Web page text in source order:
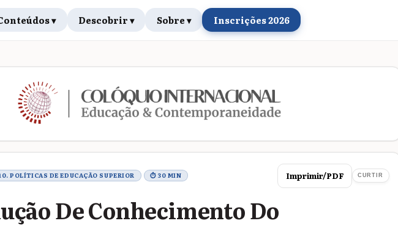
▾ Descobrir ▾ Sobre ▾ Inscrições 2026
POLÍTICAS DE EDUCAÇÃO SUPERIOR ⏱ 30 MIN Imprimir/PDF CURTIR
De Conhecimento Do